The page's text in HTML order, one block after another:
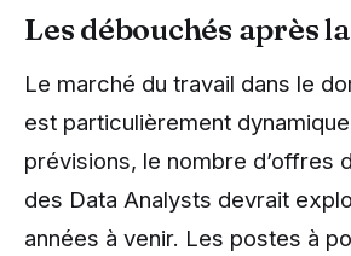
Les débouchés après
Le marché du travail dans le
est particulièrement
prévisions, le nombre d’offres
des Data Analysts devrait
années à venir. Les postes à